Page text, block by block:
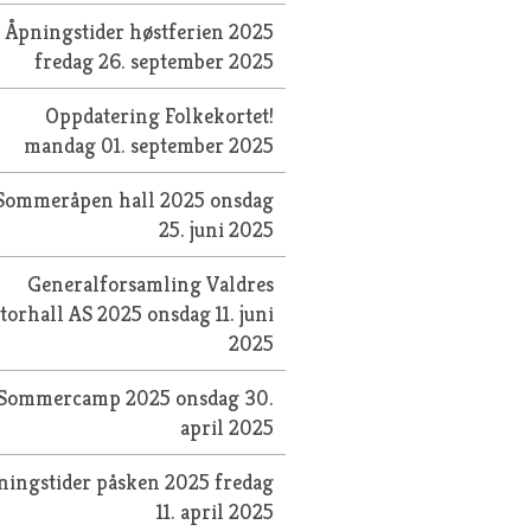
Åpningstider høstferien 2025
fredag 26. september 2025
Oppdatering Folkekortet!
mandag 01. september 2025
hall 2025 onsdag
25. juni 2025
Generalforsamling Valdres
AS 2025 onsdag 11. juni
2025
2025 onsdag 30.
april 2025
påsken 2025fredag
11. april 2025